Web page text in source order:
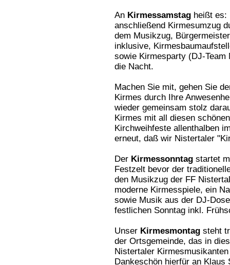
An Kirmessamstag heißt es:
anschließend Kirmesumzug
dem Musikzug,
inklusive,
sowie Kirmesparty (DJ-
die Nacht.
Machen Sie mit, gehen Sie
Kirmes durch Ihre
wieder gemeinsam stolz
Kirmes mit all diesen
Kirchweihfeste allenthalben
erneut, daß wir Nistertaler
Der Kirmessonntag startet
Festzelt bevor der
den Musikzug der FF
moderne Kirmesspiele, ein
sowie Musik aus der DJ-
festlichen Sonntag inkl.
Unser Kirmesmontag steht
der Ortsgemeinde, das in
Nistertaler
Dankeschön hierfür an Klaus